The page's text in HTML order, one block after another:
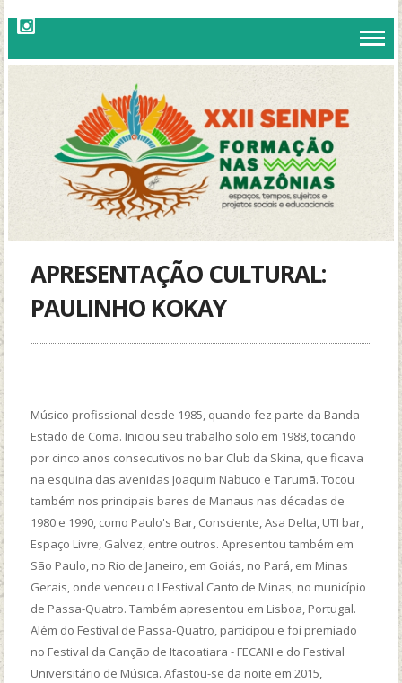
APRESENTAÇÃO CULTURAL:
PAULINHO KOKAY
Músico profissional desde 1985, quando fez parte da Banda
Estado de Coma. Iniciou seu trabalho solo em 1988, tocando
por cinco anos consecutivos no bar Club da Skina, que ficava
na esquina das avenidas Joaquim Nabuco e Tarumã. Tocou
também nos principais bares de Manaus nas décadas de
1980 e 1990, como Paulo's Bar, Consciente, Asa Delta, UTI bar,
Espaço Livre, Galvez, entre outros. Apresentou também em
São Paulo, no Rio de Janeiro, em Goiás, no Pará, em Minas
Gerais, onde venceu o I Festival Canto de Minas, no município
de Passa-Quatro. Também apresentou em Lisboa, Portugal.
Além do Festival de Passa-Quatro, participou e foi premiado
no Festival da Canção de Itacoatiara - FECANI e do Festival
Universitário de Música. Afastou-se da noite em 2015,